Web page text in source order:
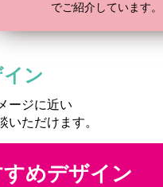
でご紹介しています。
ン
ージに近い
いただけます。
めデザイン